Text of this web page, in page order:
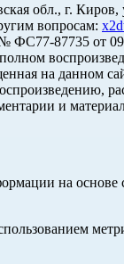
обл., г. Киров,
вопросам:
87735 от 09
на данном
и
на основе